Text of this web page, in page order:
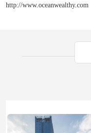
http://www.oceanwealthy.com